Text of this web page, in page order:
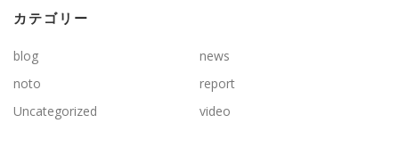
カテゴリー
blog
news
noto
report
Uncategorized
video